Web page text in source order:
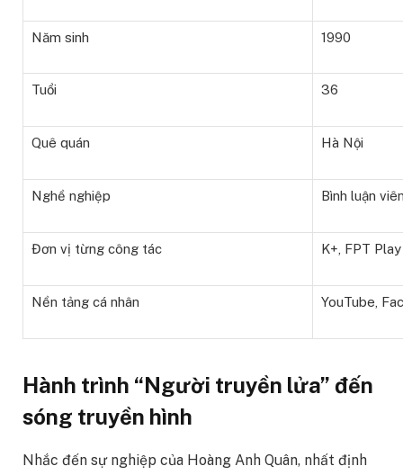
Năm sinh 1990
Tuổi 36
Quê quán Hà Nội
Nghề nghiệp Bình luận
Đơn vị từng công tác K+, FPT Play
Nền tảng cá nhân YouTube,
Hành trình “Người truyền lửa” đến
sóng truyền hình
Nhắc đến sự nghiệp của Hoàng Anh Quân, nhất định